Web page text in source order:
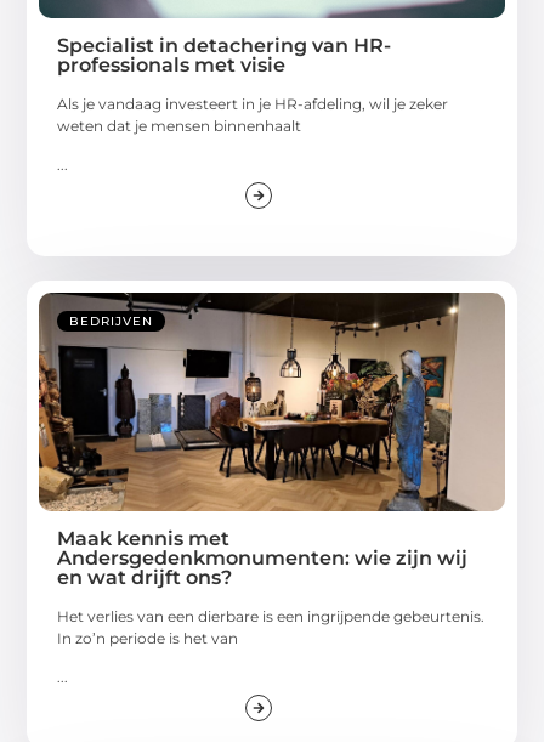
Specialist in detachering van HR-
professionals met visie
Als je vandaag investeert in je HR-afdeling, wil je zeker
weten dat je mensen binnenhaalt
BEDRIJVEN
Maak kennis met
Andersgedenkmonumenten: wie zijn wij
en wat drijft ons?
Het verlies van een dierbare is een ingrijpende gebeurtenis.
In zo’n periode is het van
...